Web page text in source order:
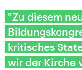
"Zu diesem
kritisches
wir der Kirche